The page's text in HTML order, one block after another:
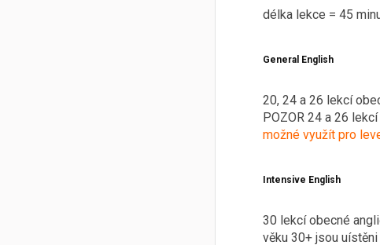
délka lekce = 45
General English
20, 24 a 26 lekcí
POZOR 24 a 26
možné využít pro
Intensive English
30 lekcí obecné
věku 30+ jsou